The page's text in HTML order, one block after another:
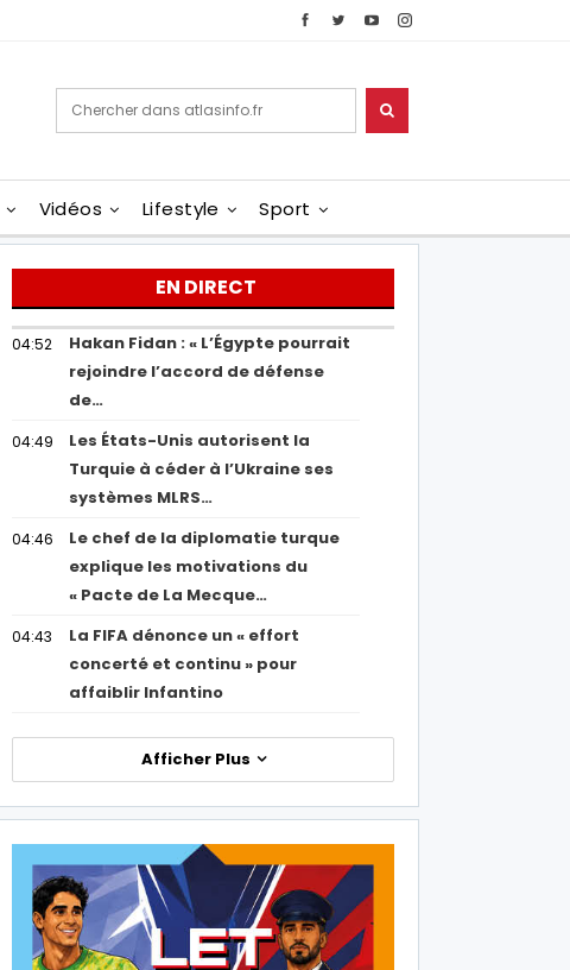
Vidéos Lifestyle Sport
EN DIRECT
04:52
Hakan Fidan : « L’Égypte pourrait
rejoindre l’accord de défense
de…
04:49
Les États-Unis autorisent la
Turquie à céder à l’Ukraine ses
systèmes MLRS…
04:46
Le chef de la diplomatie turque
explique les motivations du
« Pacte de La Mecque…
04:43
La FIFA dénonce un « effort
concerté et continu » pour
affaiblir Infantino
Afficher Plus